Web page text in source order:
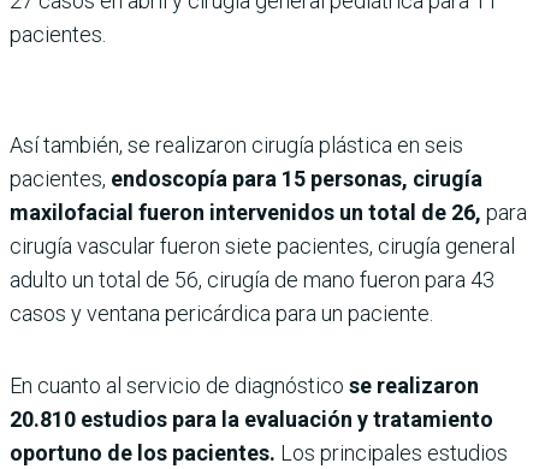
pacientes.
Así también, se realizaron cirugía plástica en seis
pacientes, endoscopía para 15 personas, cirugía
maxilofacial fueron intervenidos un total de 26, para
cirugía vascular fueron siete pacientes, cirugía general
adulto un total de 56, cirugía de mano fueron para 43
casos y ventana pericárdica para un paciente.
En cuanto al servicio de diagnóstico se realizaron
20.810 estudios para la evaluación y tratamiento
oportuno de los pacientes. Los principales estudios